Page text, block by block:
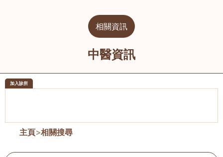
相關資訊
中醫資訊
加入診所
主頁>相關搜尋